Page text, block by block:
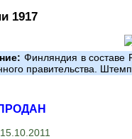
1917
Финляндия в составе
правительства.
15.10.2011